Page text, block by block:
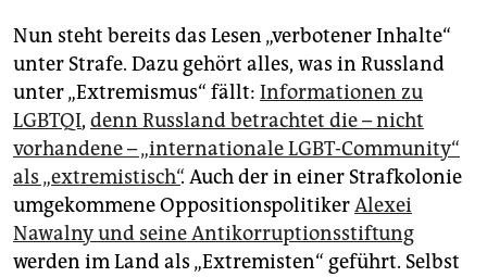
Nun steht bereits das Lesen „verbotener Inhalte“
unter Strafe. Dazu gehört alles, was in Russland
unter „Extremismus“ fällt: Informationen zu
LGBTQI, denn Russland betrachtet die – nicht
vorhandene – „internationale LGBT-Community“
als „extremistisch“. Auch der in einer Strafkolonie
umgekommene OppositionspolitikerAlexei
Nawalny und seine Antikorruptionsstiftung
werden im Land als „Extremisten“ geführt. Selbst